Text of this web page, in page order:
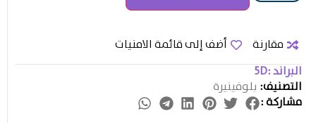
مقارنة
أضف إلى قائمة الامنيات
البراند :5D
التصنيف: بلوفينيرة
مشاركة :